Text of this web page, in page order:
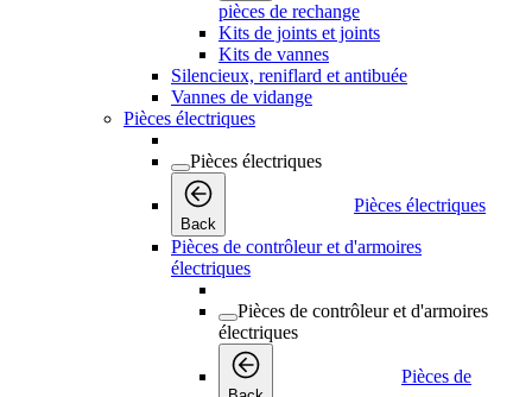
pièces de rechange
Kits de joints et joints
Kits de vannes
Silencieux, reniflard et antibuée
Vannes de vidange
Pièces électriques
Pièces électriques
Back
Pièces électriques
Pièces de contrôleur et d'armoires
électriques
Pièces de contrôleur et d'armoires
électriques
Pièces de